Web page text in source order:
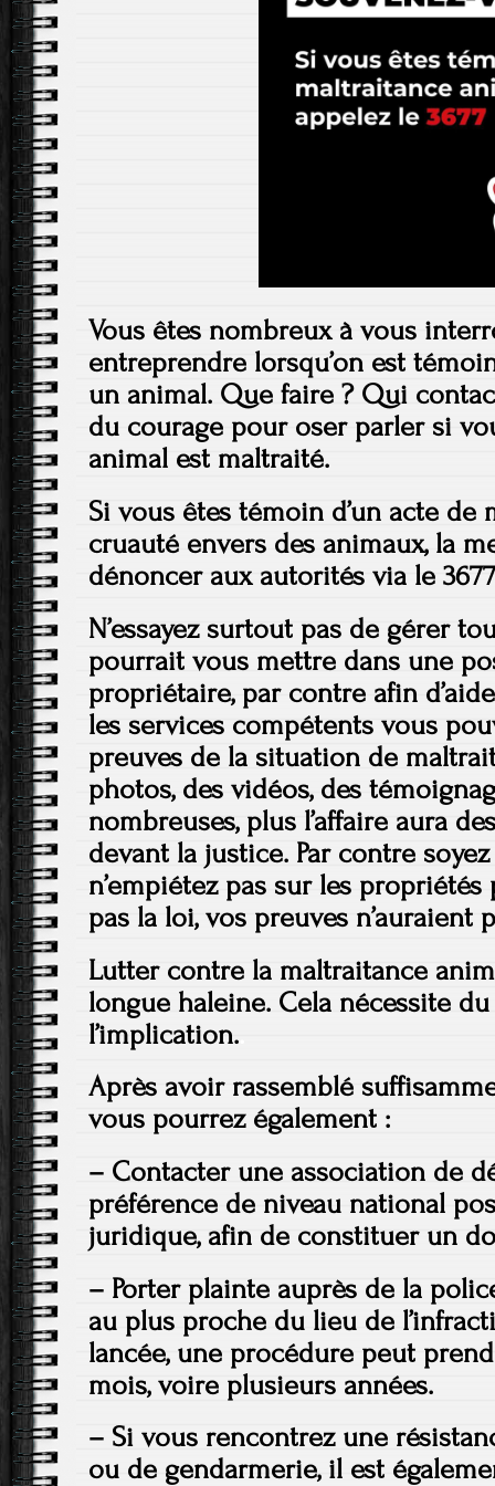
Vous êtes nombreux à vous
entreprendre lorsqu’on est
un animal. Que faire ? Qui
du courage pour oser parler si
animal est maltraité.
Si vous êtes témoin d’un acte de
cruauté envers des animaux, la
dénoncer aux autorités via le
N’essayez surtout pas de gérer
pourrait vous mettre dans une
propriétaire, par contre afin
les services compétents vous
preuves de la situation de
photos, des vidéos, des
nombreuses, plus l’affaire aura
devant la justice. Par contre
n’empiétez pas sur les propriétés
pas la loi, vos preuves n’auraient
Lutter contre la maltraitance
longue haleine. Cela nécessite
l’implication.
Après avoir rassemblé
vous pourrez également :
– Contacter une association de
préférence de niveau national
juridique, afin de constituer un
– Porter plainte auprès de la
au plus proche du lieu de
lancée, une procédure peut
mois, voire plusieurs années.
– Si vous rencontrez une
ou de gendarmerie, il est